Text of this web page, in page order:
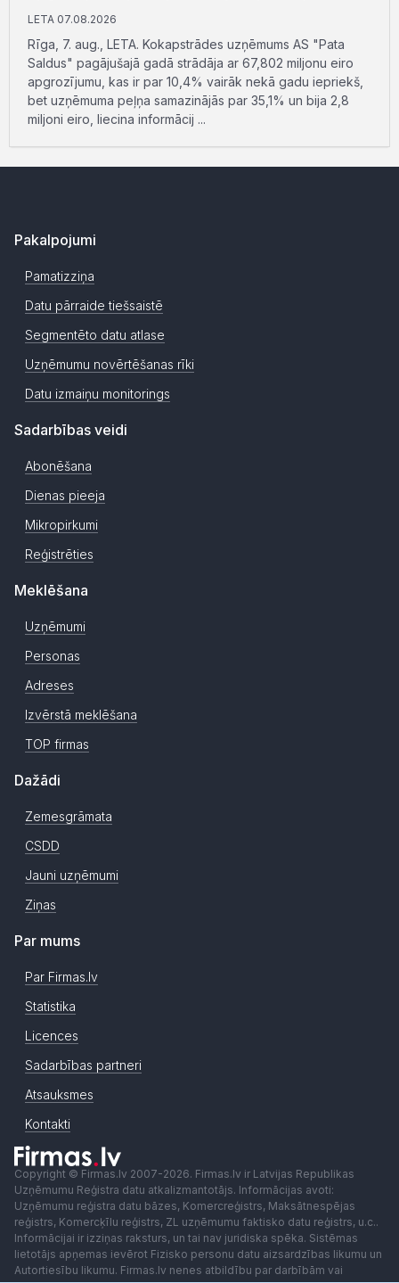
LETA 07.08.2026
Rīga, 7. aug., LETA. Kokapstrādes uzņēmums AS "Pata
Saldus" pagājušajā gadā strādāja ar 67,802 miljonu eiro
apgrozījumu, kas ir par 10,4% vairāk nekā gadu iepriekš,
bet uzņēmuma peļņa samazinājās par 35,1% un bija 2,8
miljoni eiro, liecina informācij ...
Pakalpojumi
Pamatizziņa
Datu pārraide tiešsaistē
Segmentēto datu atlase
Uzņēmumu novērtēšanas rīki
Datu izmaiņu monitorings
Sadarbības veidi
Abonēšana
Dienas pieeja
Mikropirkumi
Reģistrēties
Meklēšana
Uzņēmumi
Personas
Adreses
Izvērstā meklēšana
TOP firmas
Dažādi
Zemesgrāmata
CSDD
Jauni uzņēmumi
Ziņas
Par mums
Par Firmas.lv
Statistika
Licences
Sadarbības partneri
Atsauksmes
Kontakti
Copyright © Firmas.lv 2007-2026. Firmas.lv ir Latvijas Republikas
Uzņēmumu Reģistra datu atkalizmantotājs. Informācijas avoti:
Uzņēmumu reģistra datu bāzes, Komercreģistrs, Maksātnespējas
reģistrs, Komercķīlu reģistrs, ZL uzņēmumu faktisko datu reģistrs, u.c..
Informācijai ir izziņas raksturs, un tai nav juridiska spēka. Sistēmas
lietotājs apņemas ievērot Fizisko personu datu aizsardzības likumu un
Autortiesību likumu. Firmas.lv nenes atbildību par darbībām vai